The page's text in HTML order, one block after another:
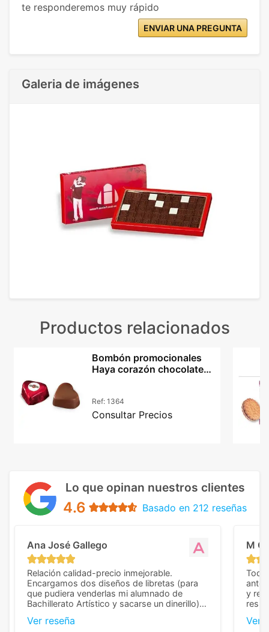
te responderemos muy rápido
ENVIAR UNA PREGUNTA
Galeria de imágenes
Productos relacionados
Bombón promocionales
Haya corazón chocolate
Ref: 1364
Consultar Precios
Lo que opinan nuestros clientes
4.6 Basado en 212 reseñas
Ana José Gallego
Relación calidad-precio inmejorable.
Encargamos dos diseños de libretas (para
que pudiera venderlas mi alumnado de
Bachillerato Artístico y sacarse un dinerillo) y
diferencia, con libretas de muy buena calidad
Ver reseña
M C
Todo
y
Ver